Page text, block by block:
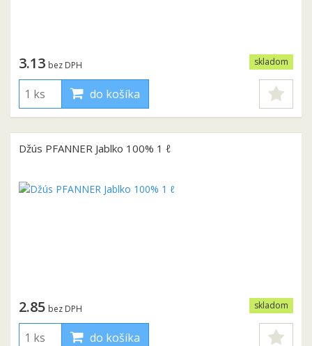
skladom
3.13 bez DPH
do košíka
Džús PFANNER Jablko 100% 1 ℓ
skladom
2.85 bez DPH
do košíka